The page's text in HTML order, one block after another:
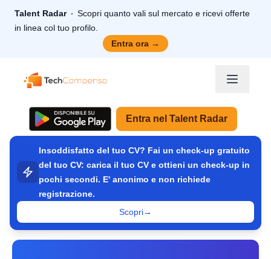
Talent Radar
Scopri quanto vali sul mercato e ricevi offerte
in linea col tuo profilo.
Entra ora →
TechCompenso
Entra nel Talent Radar
Insoddisfatto del tuo CV? Fai un check-up gratuito
del tuo CV: carica il tuo CV e ottieni un check-up in
pochi secondi. E' anonimo e non richiede
registrazione.
Scopri→